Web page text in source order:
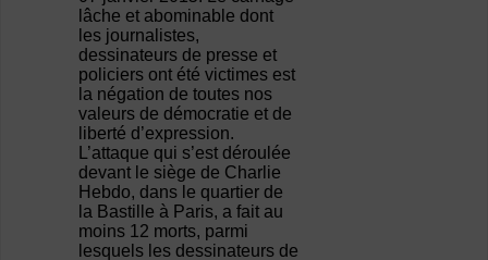
lâche et abominable dont
les journalistes,
dessinateurs de presse et
policiers ont été victimes est
la négation de toutes nos
valeurs de démocratie et de
liberté d’expression.
L’attaque qui s’est déroulée
devant le siège de Charlie
Hebdo, dans le quartier de
la Bastille à Paris, a fait au
moins 12 morts, parmi
lesquels les dessinateurs de